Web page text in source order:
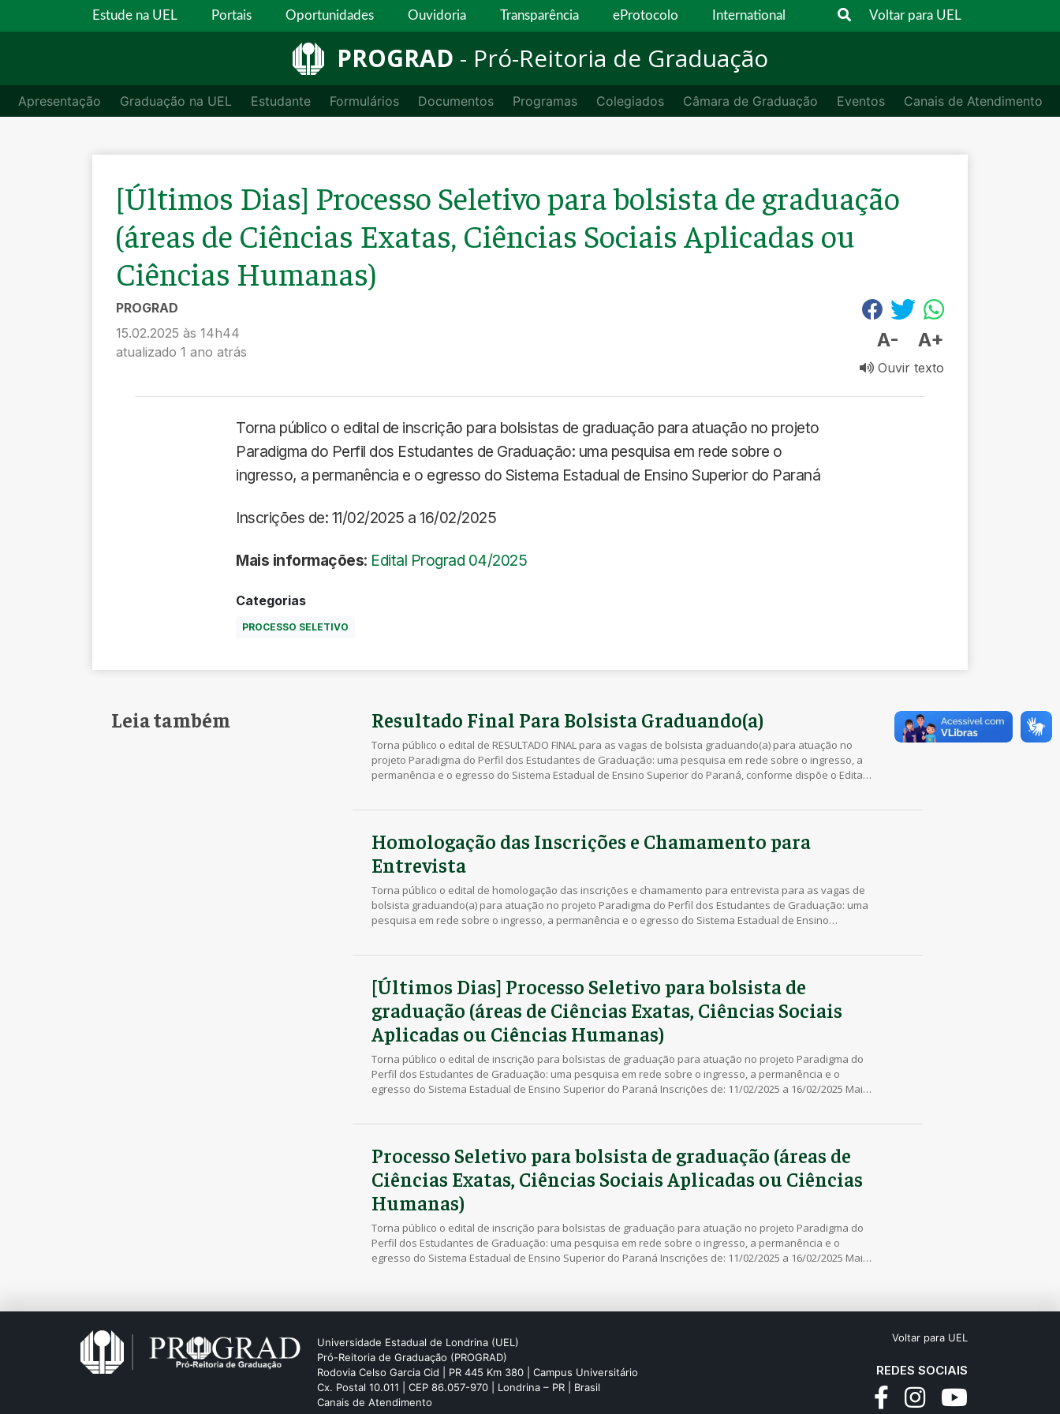
Estude na UEL Portais Oportunidades Ouvidoria Transparência eProtocolo International Voltar para UEL
PROGRAD - Pró-Reitoria de Graduação
Apresentação Graduação na UEL Estudante Formulários Documentos Programas Colegiados Câmara de Graduação Eventos Canais de Atendimento
[Últimos Dias] Processo Seletivo para bolsista de graduação
(áreas de Ciências Exatas, Ciências Sociais Aplicadas ou
Ciências Humanas)
PROGRAD
15.02.2025 às 14h44
atualizado 1 ano atrás
A- A+
Ouvir texto
Torna público o edital de inscrição para bolsistas de graduação para atuação no projeto
Paradigma do Perfil dos Estudantes de Graduação: uma pesquisa em rede sobre o
ingresso, a permanência e o egresso do Sistema Estadual de Ensino Superior do Paraná
Inscrições de: 11/02/2025 a 16/02/2025
Mais informações: Edital Prograd 04/2025
Categorias
PROCESSO SELETIVO
Leia também Resultado Final Para Bolsista Graduando(a)
Torna público o edital de RESULTADO FINAL para as vagas de bolsista graduando(a) para atuação no
projeto Paradigma do Perfil dos Estudantes de Graduação: uma pesquisa em rede sobre o ingresso, a
permanência e o egresso do Sistema Estadual de Ensino Superior do Paraná, conforme dispõe o Edital
Homologação das Inscrições e Chamamento para
Entrevista
Torna público o edital de homologação das inscrições e chamamento para entrevista para as vagas de
bolsista graduando(a) para atuação no projeto Paradigma do Perfil dos Estudantes de Graduação: uma
pesquisa em rede sobre o ingresso, a permanência e o egresso do Sistema Estadual de Ensino
[Últimos Dias] Processo Seletivo para bolsista de
graduação (áreas de Ciências Exatas, Ciências Sociais
Aplicadas ou Ciências Humanas)
Torna público o edital de inscrição para bolsistas de graduação para atuação no projeto Paradigma do
Perfil dos Estudantes de Graduação: uma pesquisa em rede sobre o ingresso, a permanência e o
egresso do Sistema Estadual de Ensino Superior do Paraná Inscrições de: 11/02/2025 a 16/02/2025 Mais
Processo Seletivo para bolsista de graduação (áreas de
Ciências Exatas, Ciências Sociais Aplicadas ou Ciências
Humanas)
Torna público o edital de inscrição para bolsistas de graduação para atuação no projeto Paradigma do
Perfil dos Estudantes de Graduação: uma pesquisa em rede sobre o ingresso, a permanência e o
egresso do Sistema Estadual de Ensino Superior do Paraná Inscrições de: 11/02/2025 a 16/02/2025 Mais
Universidade Estadual de Londrina (UEL)
Pró-Reitoria de Graduação (PROGRAD)
Rodovia Celso Garcia Cid | PR 445 Km 380 | Campus Universitário
Cx. Postal 10.011 | CEP 86.057-970 | Londrina – PR | Brasil
Canais de Atendimento
Voltar para UEL
REDES SOCIAIS